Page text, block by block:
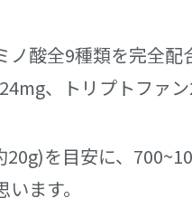
酸全9種類を完全
、トリプトファ
を目安に、
ます。